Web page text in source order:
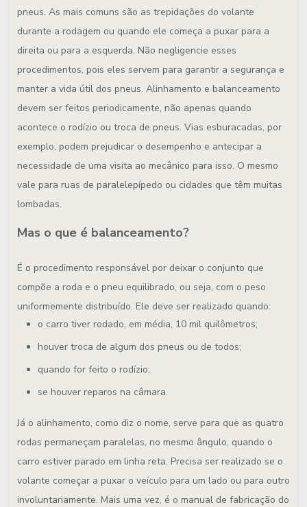
pneus. As mais comuns são as trepidações do volante
durante a rodagem ou quando ele começa a puxar para a
direita ou para a esquerda. Não negligencie esses
procedimentos, pois eles servem para garantir a segurança e
manter a vida útil dos pneus. Alinhamento e balanceamento
devem ser feitos periodicamente, não apenas quando
acontece o rodízio ou troca de pneus. Vias esburacadas, por
exemplo, podem prejudicar o desempenho e antecipar a
necessidade de uma visita ao mecânico para isso. O mesmo
vale para ruas de paralelepípedo ou cidades que têm muitas
lombadas.
Mas o que é balanceamento?
É o procedimento responsável por deixar o conjunto que
compõe a roda e o pneu equilibrado, ou seja, com o peso
uniformemente distribuído. Ele deve ser realizado quando:
o carro tiver rodado, em média, 10 mil quilômetros;
houver troca de algum dos pneus ou de todos;
quando for feito o rodízio;
se houver reparos na câmara.
Já o alinhamento, como diz o nome, serve para que as quatro
rodas permaneçam paralelas, no mesmo ângulo, quando o
carro estiver parado em linha reta. Precisa ser realizado se o
volante começar a puxar o veículo para um lado ou para outro
involuntariamente. Mais uma vez, é o manual de fabricação do